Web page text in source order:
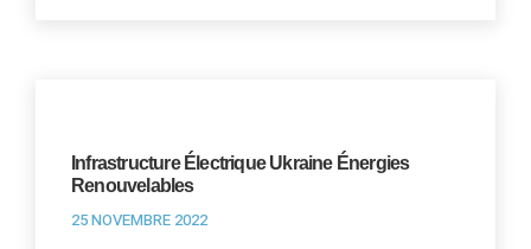
Infrastructure Électrique Ukraine Énergies
Renouvelables
25 NOVEMBRE 2022